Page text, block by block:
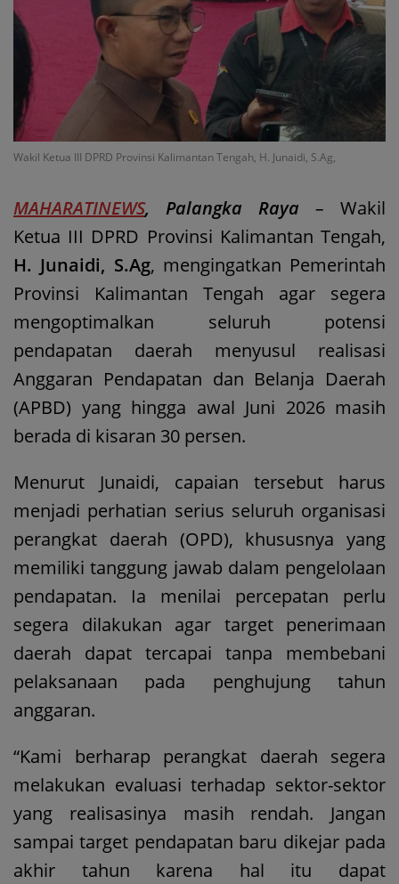
Wakil Ketua III DPRD Provinsi Kalimantan Tengah, H. Junaidi, S.Ag,
MAHARATINEWS, Palangka Raya – Wakil
Ketua III DPRD Provinsi Kalimantan Tengah,
H. Junaidi, S.Ag, mengingatkan Pemerintah
Provinsi Kalimantan Tengah agar segera
mengoptimalkan seluruh potensi
pendapatan daerah menyusul realisasi
Anggaran Pendapatan dan Belanja Daerah
(APBD) yang hingga awal Juni 2026 masih
berada di kisaran 30 persen.
Menurut Junaidi, capaian tersebut harus
menjadi perhatian serius seluruh organisasi
perangkat daerah (OPD), khususnya yang
memiliki tanggung jawab dalam pengelolaan
pendapatan. Ia menilai percepatan perlu
segera dilakukan agar target penerimaan
daerah dapat tercapai tanpa membebani
pelaksanaan pada penghujung tahun
anggaran.
“Kami berharap perangkat daerah segera
melakukan evaluasi terhadap sektor-sektor
yang realisasinya masih rendah. Jangan
sampai target pendapatan baru dikejar pada
akhir tahun karena hal itu dapat